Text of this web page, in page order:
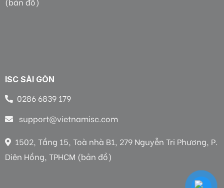
ISC SÀI GÒN
0286 6839 179
support@vietnamisc.com
1502, Tầng 15, Toà nhà B1, 279 Nguyễn Tri Phương, P.
Diên Hồng, TPHCM (bản đồ)